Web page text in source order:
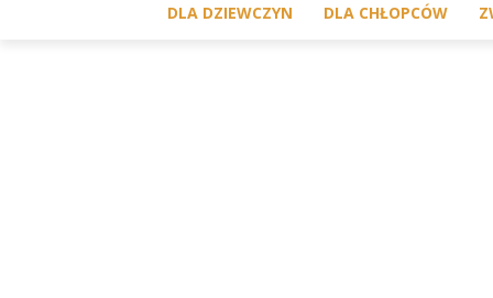
DLA DZIEWCZYN DLA CHŁOPCÓW